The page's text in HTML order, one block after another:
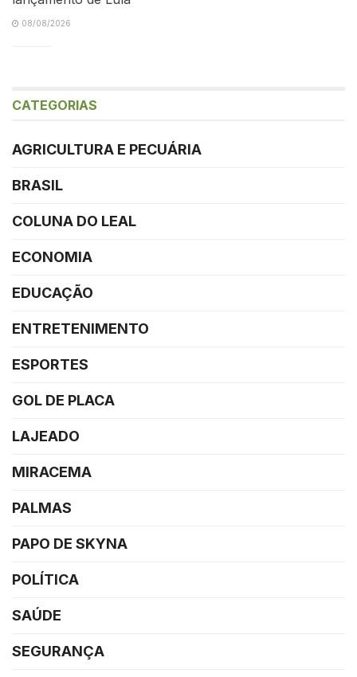
08/08/2026
CATEGORIAS
AGRICULTURA E PECUÁRIA
BRASIL
COLUNA DO LEAL
ECONOMIA
EDUCAÇÃO
ENTRETENIMENTO
ESPORTES
GOL DE PLACA
LAJEADO
MIRACEMA
PALMAS
PAPO DE SKYNA
POLÍTICA
SAÚDE
SEGURANÇA